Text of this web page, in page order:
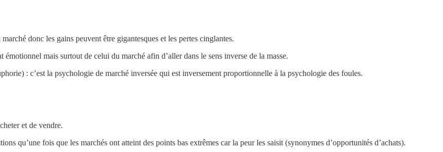
donc les gains peuvent être gigantesques et les pertes cinglantes.
mais surtout de celui du marché afin d’aller dans le sens inverse de la masse.
: c’est la psychologie de marché inversée qui est inversement proportionnelle à la psychologie des foules.
et de vendre.
qu’une fois que les marchés ont atteint des points bas extrêmes car la peur les saisit (synonymes d’opportunités d’achats).